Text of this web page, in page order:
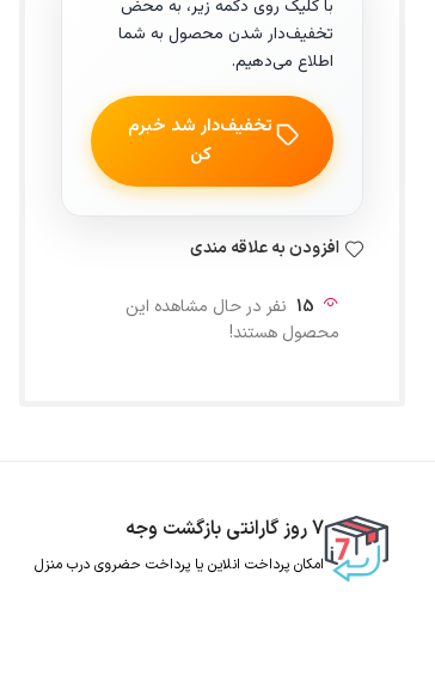
با کلیک روی دکمه زیر، به محض
تخفیف‌دار شدن محصول به شما
اطلاع می‌دهیم.
تخفیف‌دار شد خبرم
کن
افزودن به علاقه مندی
15 نفر در حال مشاهده این
محصول هستند!
7 روز گارانتی بازگشت وجه
امکان پرداخت انلاین یا پرداخت حضروی درب منزل